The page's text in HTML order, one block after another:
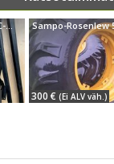
Sampo-Rosenlew C-10 ym.
300 € (Ei ALV väh.)